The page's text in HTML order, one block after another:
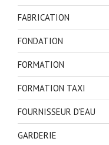
FABRICATION
FONDATION
FORMATION
FORMATION TAXI
FOURNISSEUR D'EAU
GARDERIE